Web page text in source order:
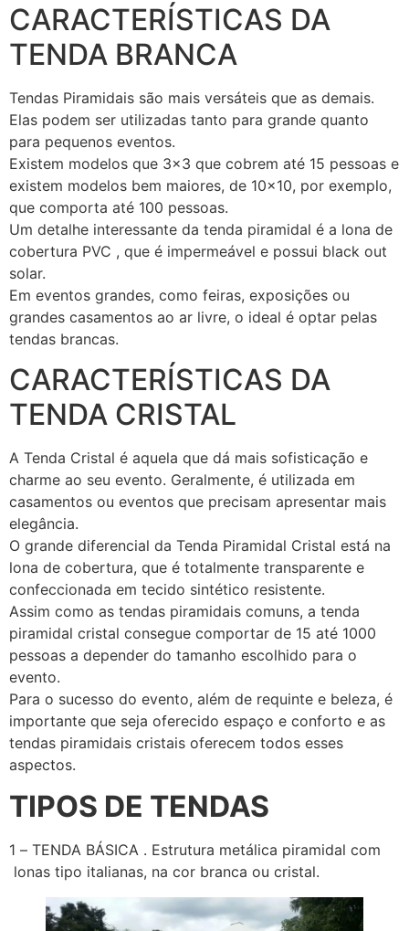
CARACTERÍSTICAS DA
TENDA BRANCA
Tendas Piramidais são mais versáteis que as demais.
Elas podem ser utilizadas tanto para grande quanto
para pequenos eventos.
Existem modelos que 3×3 que cobrem até 15 pessoas e
existem modelos bem maiores, de 10×10, por exemplo,
que comporta até 100 pessoas.
Um detalhe interessante da tenda piramidal é a lona de
cobertura PVC , que é impermeável e possui black out
solar.
Em eventos grandes, como feiras, exposições ou
grandes casamentos ao ar livre, o ideal é optar pelas
tendas brancas.
CARACTERÍSTICAS DA
TENDA CRISTAL
A Tenda Cristal é aquela que dá mais sofisticação e
charme ao seu evento. Geralmente, é utilizada em
casamentos ou eventos que precisam apresentar mais
elegância.
O grande diferencial da Tenda Piramidal Cristal está na
lona de cobertura, que é totalmente transparente e
confeccionada em tecido sintético resistente.
Assim como as tendas piramidais comuns, a tenda
piramidal cristal consegue comportar de 15 até 1000
pessoas a depender do tamanho escolhido para o
evento.
Para o sucesso do evento, além de requinte e beleza, é
importante que seja oferecido espaço e conforto e as
tendas piramidais cristais oferecem todos esses
aspectos.
TIPOS DE TENDAS
1 – TENDA BÁSICA . Estrutura metálica piramidal com
lonas tipo italianas, na cor branca ou cristal.